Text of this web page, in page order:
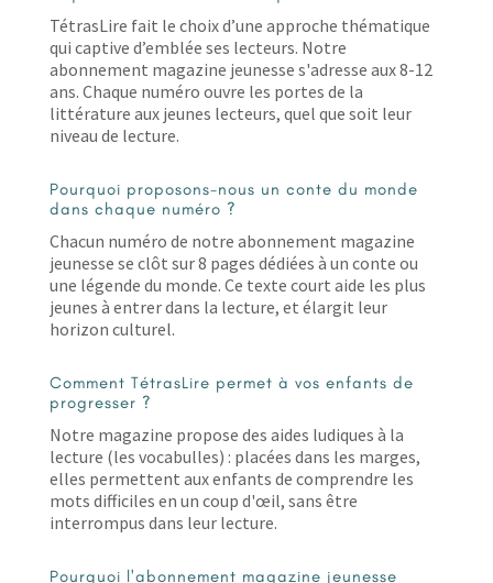
du
produit
TétrasLire fait le choix d’une approche thématique
qui captive d’emblée ses lecteurs. Notre
abonnement magazine jeunesse s'adresse aux 8-12
ans. Chaque numéro ouvre les portes de la
littérature aux jeunes lecteurs, quel que soit leur
niveau de lecture.
Pourquoi proposons-nous un conte du monde
dans chaque numéro ?
Chacun numéro de notre abonnement magazine
jeunesse se clôt sur 8 pages dédiées à un conte ou
une légende du monde. Ce texte court aide les plus
jeunes à entrer dans la lecture, et élargit leur
horizon culturel.
Comment TétrasLire permet à vos enfants de
progresser ?
Notre magazine propose des aides ludiques à la
lecture (les vocabulles) : placées dans les marges,
elles permettent aux enfants de comprendre les
mots difficiles en un coup d'œil, sans être
interrompus dans leur lecture.
Pourquoi l'abonnement magazine jeunesse